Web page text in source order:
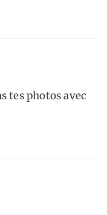
tes photos avec